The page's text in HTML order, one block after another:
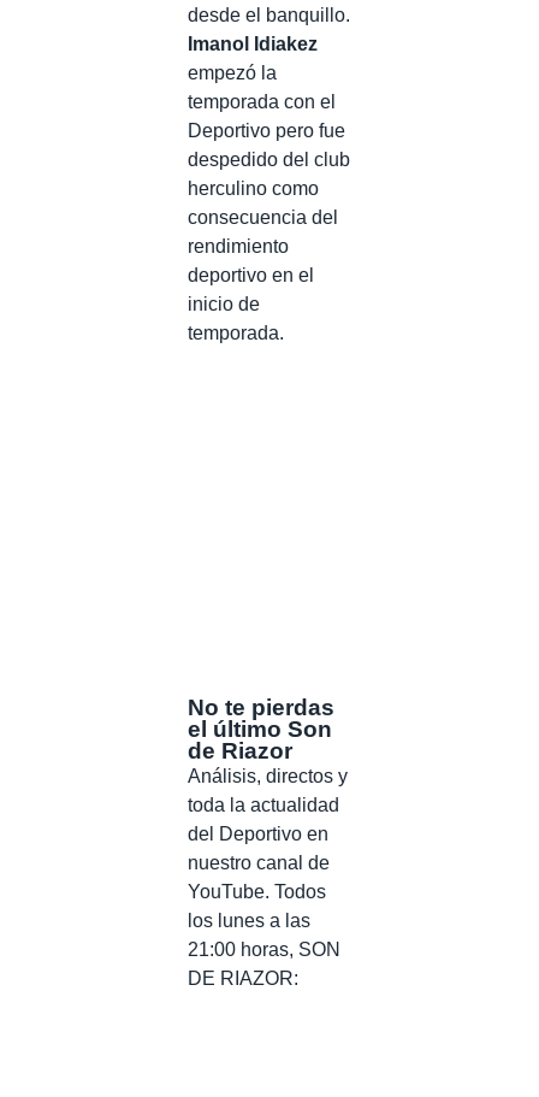
desde el banquillo.
Imanol Idiakez
empezó la
temporada con el
Deportivo pero fue
despedido del club
herculino como
consecuencia del
rendimiento
deportivo en el
inicio de
temporada.
No te pierdas
el último Son
de Riazor
Análisis, directos y
toda la actualidad
del Deportivo en
nuestro canal de
YouTube. Todos
los lunes a las
21:00 horas, SON
DE RIAZOR: